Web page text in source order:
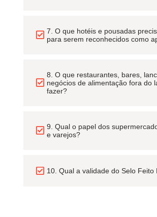
7. O que hotéis e pousadas
para serem reconhecidos como
8. O que restaurantes, bares,
negócios de alimentação fora do
fazer?
9. Qual o papel dos
e varejos?
10. Qual a validade do Selo Feito